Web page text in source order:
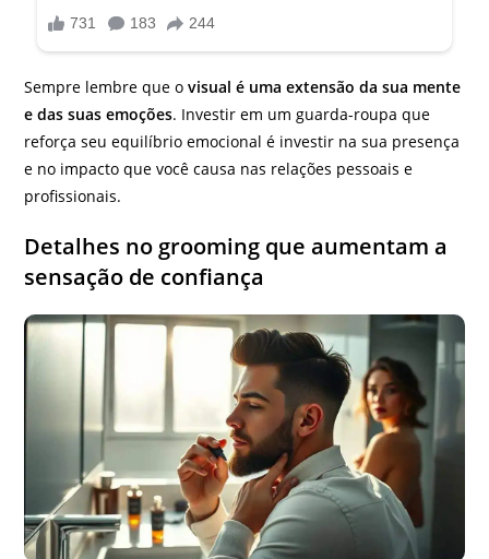
Sempre lembre que ovisual é uma extensão da sua mente
e das suas emoções. Investir em um guarda-roupa que
reforça seu equilíbrio emocional é investir na sua presença
e no impacto que você causa nas relações pessoais e
profissionais.
Detalhes no grooming que aumentam a
sensação de confiança